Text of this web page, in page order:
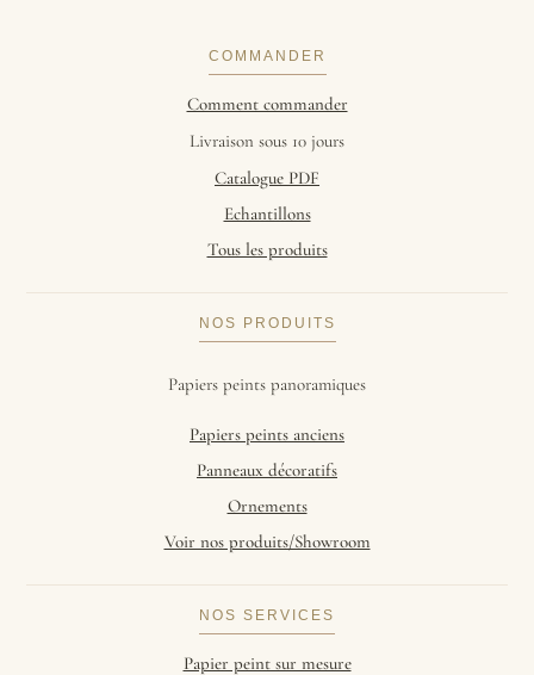
COMMANDER
Comment commander
Livraison sous 10 jours
Catalogue PDF
Echantillons
Tous les produits
NOS PRODUITS
Papiers peints panoramiques
Papiers peints anciens
Panneaux décoratifs
Ornements
Voir nos produits/Showroom
NOS SERVICES
Papier peint sur mesure